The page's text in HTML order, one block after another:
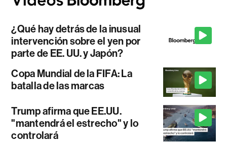
¿Qué hay detrás de la inusual
intervención sobre el yen por
parte de EE. UU. y Japón?
Copa Mundial de la FIFA: La
batalla de las marcas
Trump afirma que EE.UU.
"mantendrá el estrecho" y lo
controlará